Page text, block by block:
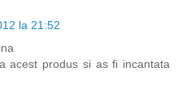
la 21:52
acest produs si as fi incantata